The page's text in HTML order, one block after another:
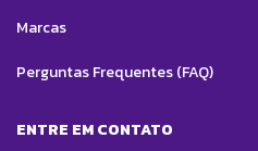
Marcas
Perguntas Frequentes (FAQ)
ENTRE EM CONTATO